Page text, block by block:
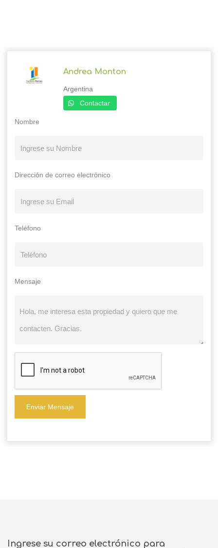
Andrea Monton
Argentina
Contactar
Nombre
Dirección de correo electrónico
Teléfono
Mensaje
Enviar Mensaje
Ingrese su correo electrónico para